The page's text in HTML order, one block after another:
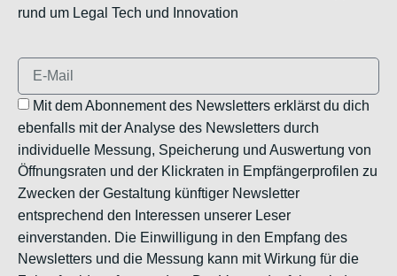
rund um Legal Tech und Innovation
Mit dem Abonnement des Newsletters erklärst du dich
ebenfalls mit der Analyse des Newsletters durch
individuelle Messung, Speicherung und Auswertung von
Öffnungsraten und der Klickraten in Empfängerprofilen zu
Zwecken der Gestaltung künftiger Newsletter
entsprechend den Interessen unserer Leser
einverstanden. Die Einwilligung in den Empfang des
Newsletters und die Messung kann mit Wirkung für die